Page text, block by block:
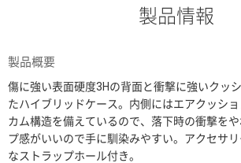
製品情報
製品概要
傷に強い表面硬度3Hの背面と衝撃に強いクッ
たハイブリッドケース。内側にはエアクッシ
カム構造を備えているので、落下時の衝撃を
プ感がいいので手に馴染みやすい。アクセサ
なストラップホール付き。